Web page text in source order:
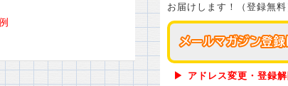
お届けします！（登録無料
メールマガジン登録
メールマガジン登録
▶ アドレス変更・登録解